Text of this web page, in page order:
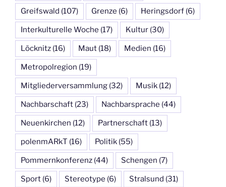
Greifswald (107) Grenze (6) Heringsdorf (6)
Interkulturelle Woche (17) Kultur (30)
Löcknitz (16) Maut (18) Medien (16)
Metropolregion (19)
Mitgliederversammlung (32) Musik (12)
Nachbarschaft (23) Nachbarsprache (44)
Neuenkirchen (12) Partnerschaft (13)
polenmARkT (16) Politik (55)
Pommernkonferenz (44) Schengen (7)
Sport (6) Stereotype (6) Stralsund (31)